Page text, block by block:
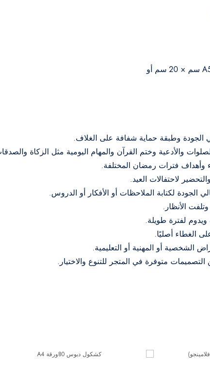
الجودة وطبقة حماية شفافة على الغلاف.
وأهداف فترات رمضان المختلفة.
لاحتفالات العيد.
الأنظار.
ويدوم لفترة طويلة.
الغطاء أصليًا.
الشخصية أو المهنية أو التعليمية.
متوفرة في المتجر للتنوع والاختيار.